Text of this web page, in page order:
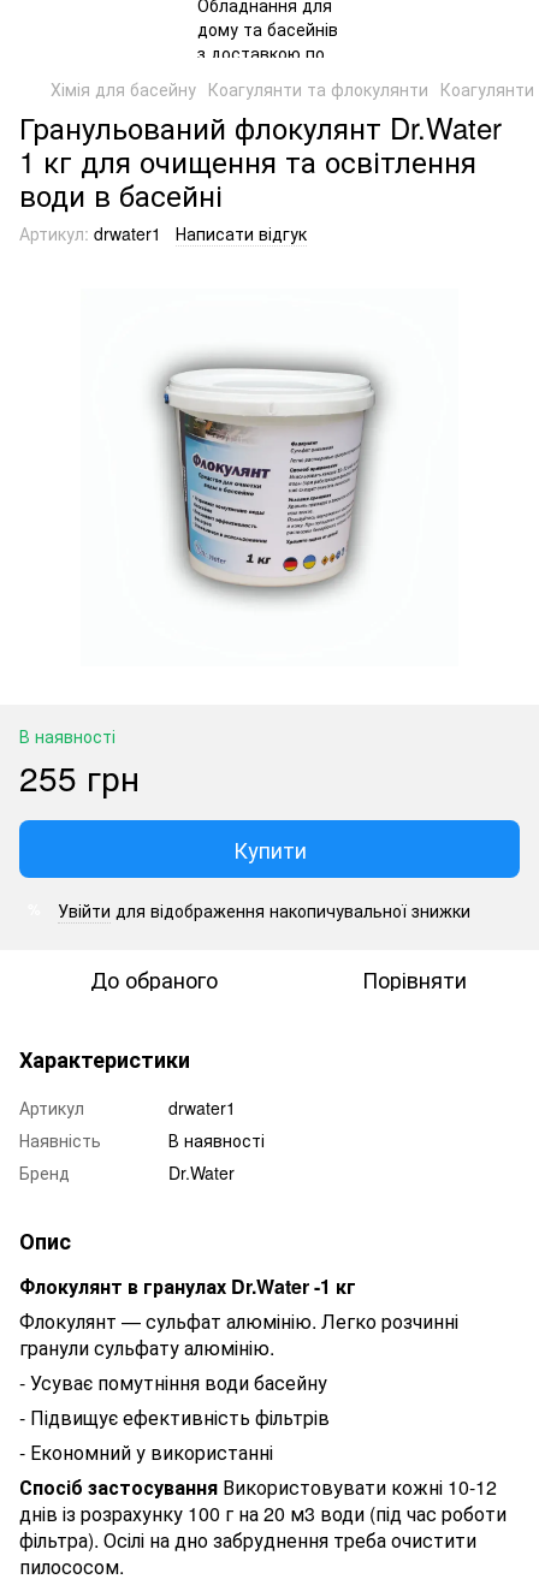
Хімія для басейну Коагулянти та флокулянти
Гранульований флокулянт Dr.Water
1 кг для очищення та освітлення
води в басейні
Артикул: drwater1 Написати відгук
В наявності
255 грн
Купити
Увійти для відображення накопичувальної знижки
До обраного Порівняти
Характеристики
Артикул
drwater1
Наявність
В наявності
Бренд
Dr.Water
Опис
Флокулянт в гранулах Dr.Water -1 кг
Флокулянт — сульфат алюмінію. Легко розчинні
гранули сульфату алюмінію.
- Усуває помутніння води басейну
- Підвищує ефективність фільтрів
- Економний у використанні
Спосіб застосування Використовувати кожні 10-12
днів із розрахунку 100 г на 20 м3 води (під час роботи
фільтра). Осілі на дно забруднення треба очистити
пилососом.